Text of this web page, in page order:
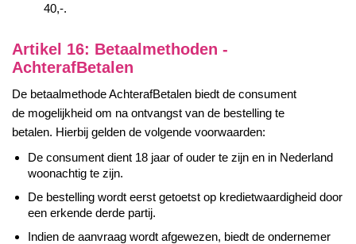
40,-.
Artikel 16: Betaalmethoden -
AchterafBetalen
De betaalmethode AchterafBetalen biedt de consument
de mogelijkheid om na ontvangst van de bestelling te
betalen. Hierbij gelden de volgende voorwaarden:
De consument dient 18 jaar of ouder te zijn en in Nederland
woonachtig te zijn.
De bestelling wordt eerst getoetst op kredietwaardigheid door
een erkende derde partij.
Indien de aanvraag wordt afgewezen, biedt de ondernemer